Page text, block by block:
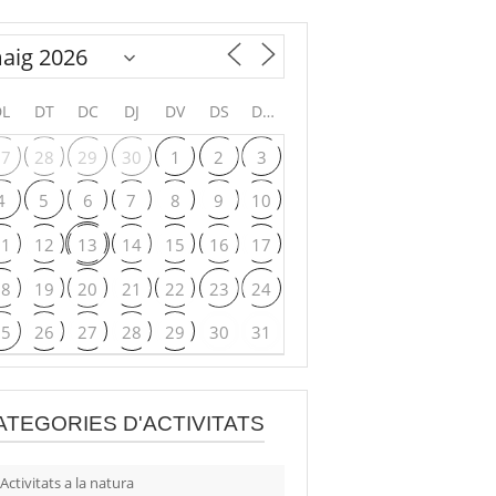
DT DC DJ DV DS DG
28 29 30 1 2
3
5 6 7 8 9
10
12 13 14 15 16
17
19 20 21 22 23
24
26 27 28 29 30 31
D'ACTIVITATS
Activitats a la natura